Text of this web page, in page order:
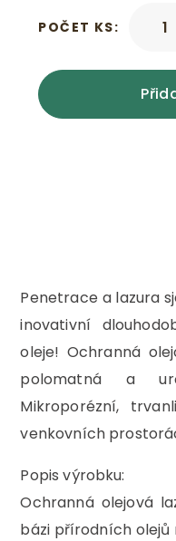
POČET KS:
Penetrace a lazura
inovativní
oleje! Ochranná
polomatná a
Mikroporézní,
venkovních
Popis výrobku:
Ochranná olejová
bázi přírodních olejů